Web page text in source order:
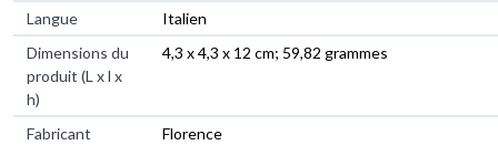
Langue
Italien
Dimensions du
produit (L x l x
h)
4,3 x 4,3 x 12 cm; 59,82 grammes
Fabricant
Florence